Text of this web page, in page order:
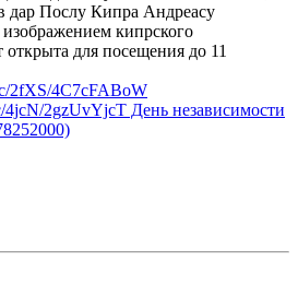
дар Послу Кипра Андреасу
кипрского
открыта для посещения до 11
2fXS/4C7cFABoW
4jcN/2gzUvYjcT День независимости